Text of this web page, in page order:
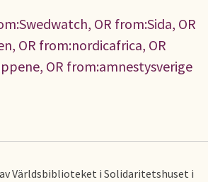
OR from:Sida, OR
OR from:nordicafrica, OR
OR from:amnestysverige
Världsbiblioteket i Solidaritetshuset i